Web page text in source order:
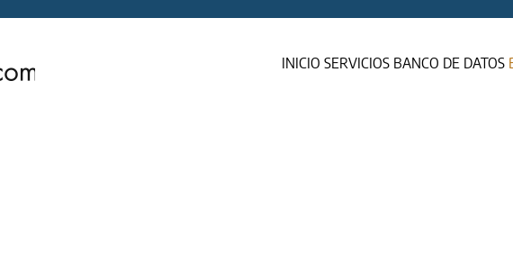
INICIO SERVICIOS BANCO DE DATOS